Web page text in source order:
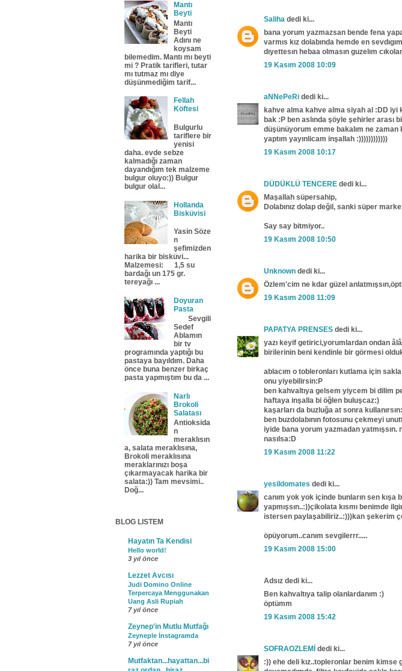
Saliha dedi ki...
bana yorum yazmazsan bende fena
varmıs kız dolabında hemde en
dıyettesın hebaa olmasın guzelım
19 Kasım 2008 10:09
aNNePeRi dedi ki...
kahve alma kahve alma siyah al :DD iyi
bak :P ben aslında şöyle şehirler arası
düşünüyorum emme bakalım ne zaman
yaptım yayınlicam inşallah :))))))))))))
19 Kasım 2008 10:17
DÜDÜKLÜ TENCERE dedi ki...
Maşallah süpersahip,
Dolabınız dolap değil, sanki süper
Say say bitmiyor..
19 Kasım 2008 10:50
Unknown dedi ki...
Özlem'cim ne kdar güzel
19 Kasım 2008 11:09
PAPATYA PRENSES dedi ki...
yazı keyif getirici,yorumlardan ondan
birilerinin beni kendinle bir görmesi
ablacım o tobleronları kutlama için
onu yiyebilirsin:P
ben kahvaltıya gelsem yiycem bi dilim
haftaya inşalla bi öğlen buluşcaz:)
kaşarları da buzluğa at sonra
ben buzdolabının fotosunu çekmeyi
iyide bana yorum yazmadan
nasılsa:D
19 Kasım 2008 11:22
yesildomates dedi ki...
canım yok yok içinde bunların sen kışa
yapmışsın..:))çikolata kısmı benimde
istersen paylaşabiliriz..:)))kan şekerim
öpüyorum..canım sevgilerrr.....
19 Kasım 2008 15:00
Adsız dedi ki...
Ben kahvaltıya talip olanlardanım :)
öptümm
19 Kasım 2008 15:42
SOFRAOZLEMİ dedi ki...
:)) ehe deli kız..topleronlar benim kimse
Mantı
Beyti
Mantı
Beyti
Adını ne
koysam
bilemedim. Mantı mı beyti
mi ? Pratik tarifleri, tutar
mı tutmaz mı diye
düşünmediğim tarif...
Fellah
Köftesi
Bulgurlu
tariflere bir
yenisi
daha. evde sebze
kalmadığı zaman
dayandığım tek malzeme
bulgur oluyo:)) Bulgur
bulgur olal...
Hollanda
Bisküvisi
Yasin Söze
n
şefimizden
harika bir bisküvi...
Malzemesi: 1,5 su
bardağı un 175 gr.
tereyağı ...
Doyuran
Pasta
Sevgili
Sedef
Ablamın
bir tv
programında yaptığı bu
pastaya bayıldım. Daha
önce buna benzer birkaç
pasta yapmıştım bu da ...
Narlı
Brokoli
Salatası
Antioksida
n
meraklısın
a, salata meraklısına,
Brokoli meraklısına
meraklarınızı boşa
çıkarmayacak harika bir
salata:)) Tam mevsimi..
Doğ...
BLOG LISTEM
Hayatın Ta Kendisi
Hello world!
3 yıl önce
Lezzet Avcısı
Judi Domino Online
Terpercaya Menggunakan
Uang Asli Rupiah
7 yıl önce
Zeynep'in Mutlu Mutfağı
Zeyneple İnstagramda
7 yıl önce
Mutfaktan...hayattan...bi